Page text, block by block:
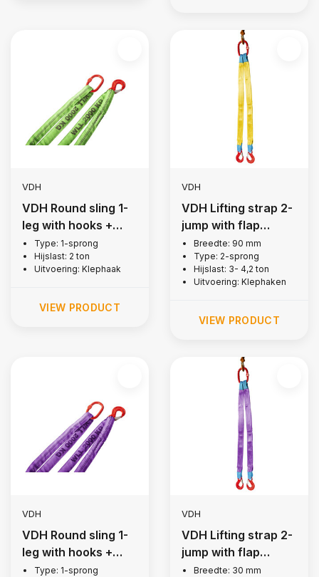
VDH
VDH Round sling 1-
leg with hooks +
latch, 2 ton
Type: 1-sprong
Hijslast: 2 ton
Uitvoering: Klephaak
VIEW PRODUCT
VDH
VDH Lifting strap 2-
jump with flap
hooks, 3 tonne
Breedte: 90 mm
Type: 2-sprong
Hijslast: 3- 4,2 ton
Uitvoering: Klephaken
VIEW PRODUCT
VDH
VDH Round sling 1-
leg with hooks +
latch, 1 ton
Type: 1-sprong
VDH
VDH Lifting strap 2-
jump with flap
hooks, 1 tonne
Breedte: 30 mm